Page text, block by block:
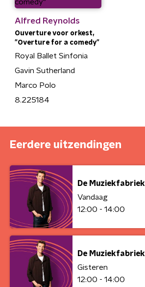
Alfred Reynolds
Ouverture voor orkest,
"Overture for a comedy"
Royal Ballet Sinfonia
Gavin Sutherland
Marco Polo
8.225184
Eerdere uitzendingen
De Muziekfabriek
Vandaag
12:00 - 14:00
De Muziekfabriek
Gisteren
12:00 - 14:00